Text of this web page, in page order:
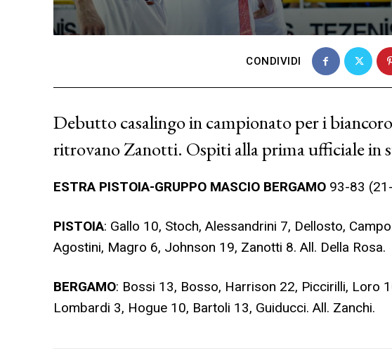
CONDIVIDI
Debutto casalingo in campionato per i
ritrovano Zanotti. Ospiti alla prima ufficiale in
ESTRA PISTOIA-GRUPPO MASCIO BERGAMO 93-83
PISTOIA: Gallo 10, Stoch, Alessandrini 7, Dellosto,
Agostini, Magro 6, Johnson 19, Zanotti 8. All. Della Rosa.
BERGAMO: Bossi 13, Bosso, Harrison 22, Piccirilli, Loro
Lombardi 3, Hogue 10, Bartoli 13, Guiducci. All. Zanchi.